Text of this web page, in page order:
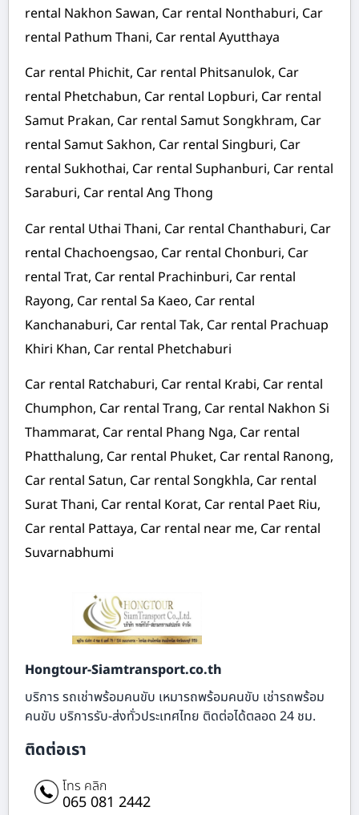
rental Nakhon Sawan, Car rental Nonthaburi, Car
rental Pathum Thani, Car rental Ayutthaya
Car rental Phichit, Car rental Phitsanulok, Car
rental Phetchabun, Car rental Lopburi, Car rental
Samut Prakan, Car rental Samut Songkhram, Car
rental Samut Sakhon, Car rental Singburi, Car
rental Sukhothai, Car rental Suphanburi, Car rental
Saraburi, Car rental Ang Thong
Car rental Uthai Thani, Car rental Chanthaburi, Car
rental Chachoengsao, Car rental Chonburi, Car
rental Trat, Car rental Prachinburi, Car rental
Rayong, Car rental Sa Kaeo, Car rental
Kanchanaburi, Car rental Tak, Car rental Prachuap
Khiri Khan, Car rental Phetchaburi
Car rental Ratchaburi, Car rental Krabi, Car rental
Chumphon, Car rental Trang, Car rental Nakhon Si
Thammarat, Car rental Phang Nga, Car rental
Phatthalung, Car rental Phuket, Car rental Ranong,
Car rental Satun, Car rental Songkhla, Car rental
Surat Thani, Car rental Korat, Car rental Paet Riu,
Car rental Pattaya, Car rental near me, Car rental
Suvarnabhumi
Hongtour-Siamtransport.co.th
บริการ รถเช่าพร้อมคนขับ เหมารถพร้อมคนขับ เช่ารถพร้อม
คนขับ บริการรับ-ส่งทั่วประเทศไทย ติดต่อได้ตลอด 24 ชม.
ติดต่อเรา
โทร คลิก
065 081 2442